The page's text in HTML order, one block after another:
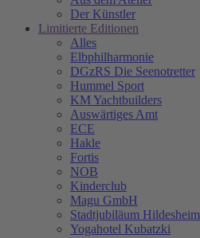
Der Künstler
Limitierte Editionen
Alles
Elbphilharmonie
DGzRS Die Seenotretter
Hummel Sport
KM Yachtbuilders
Auswärtiges Amt
ECE
Hakle
Fortis
NOB
Kinderclub
Magu GmbH
Stadtjubiläum Hildesheim
Yogahotel Kubatzki